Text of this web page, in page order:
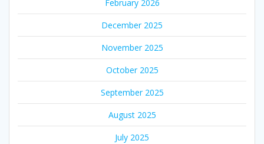
February 2026
December 2025
November 2025
October 2025
September 2025
August 2025
July 2025